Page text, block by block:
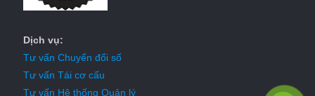
Dịch vụ:
Tư vấn Chuyển đổi số
Tư vấn Tái cơ cấu
Tư vấn Hệ thống Quản lý